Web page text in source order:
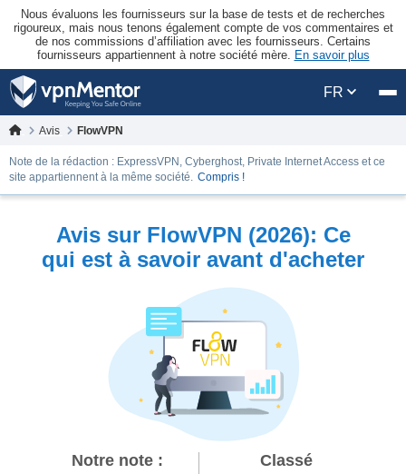
Nous évaluons les fournisseurs sur la base de tests et de recherches
rigoureux, mais nous tenons également compte de vos commentaires et
de nos commissions d’affiliation avec les fournisseurs. Certains
fournisseurs appartiennent à notre société mère. En savoir plus
FR
Avis FlowVPN
Note de la rédaction : ExpressVPN, Cyberghost, Private Internet Access et ce
site appartiennent à la même société. Compris !
Avis sur FlowVPN (2026): Ce
qui est à savoir avant d'acheter
Notre note :
Classé